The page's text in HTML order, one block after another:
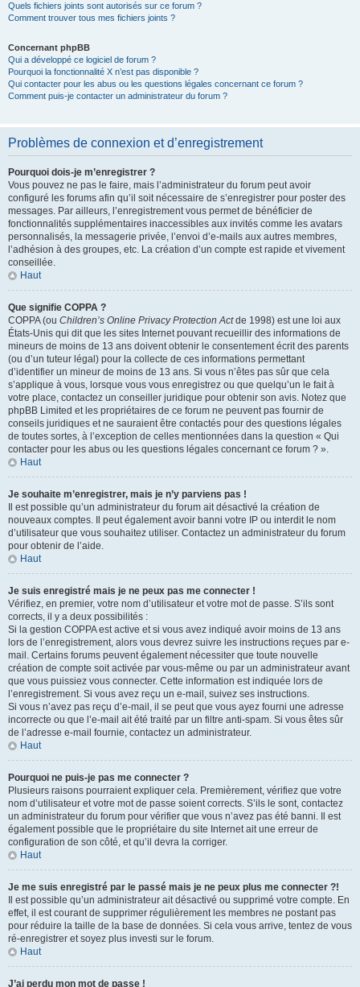
Quels fichiers joints sont autorisés sur ce forum ?
Comment trouver tous mes fichiers joints ?
Concernant phpBB
Qui a développé ce logiciel de forum ?
Pourquoi la fonctionnalité X n’est pas disponible ?
Qui contacter pour les abus ou les questions légales concernant ce forum ?
Comment puis-je contacter un administrateur du forum ?
Problèmes de connexion et d’enregistrement
Pourquoi dois-je m’enregistrer ?
Vous pouvez ne pas le faire, mais l’administrateur du forum peut avoir
configuré les forums afin qu’il soit nécessaire de s’enregistrer pour poster des
messages. Par ailleurs, l’enregistrement vous permet de bénéficier de
fonctionnalités supplémentaires inaccessibles aux invités comme les avatars
personnalisés, la messagerie privée, l’envoi d’e-mails aux autres membres,
l’adhésion à des groupes, etc. La création d’un compte est rapide et vivement
conseillée.
Haut
Que signifie COPPA ?
COPPA (ou Children’s Online Privacy Protection Actde 1998) est une loi aux
États-Unis qui dit que les sites Internet pouvant recueillir des informations de
mineurs de moins de 13 ans doivent obtenir le consentement écrit des parents
(ou d’un tuteur légal) pour la collecte de ces informations permettant
d’identifier un mineur de moins de 13 ans. Si vous n’êtes pas sûr que cela
s’applique à vous, lorsque vous vous enregistrez ou que quelqu’un le fait à
votre place, contactez un conseiller juridique pour obtenir son avis. Notez que
phpBB Limited et les propriétaires de ce forum ne peuvent pas fournir de
conseils juridiques et ne sauraient être contactés pour des questions légales
de toutes sortes, à l’exception de celles mentionnées dans la question « Qui
contacter pour les abus ou les questions légales concernant ce forum ? ».
Haut
Je souhaite m’enregistrer, mais je n’y parviens pas !
Il est possible qu’un administrateur du forum ait désactivé la création de
nouveaux comptes. Il peut également avoir banni votre IP ou interdit le nom
d’utilisateur que vous souhaitez utiliser. Contactez un administrateur du forum
pour obtenir de l’aide.
Haut
Je suis enregistré mais je ne peux pas me connecter !
Vérifiez, en premier, votre nom d’utilisateur et votre mot de passe. S’ils sont
corrects, il y a deux possibilités :
Si la gestion COPPA est active et si vous avez indiqué avoir moins de 13 ans
lors de l’enregistrement, alors vous devrez suivre les instructions reçues par e-
mail. Certains forums peuvent également nécessiter que toute nouvelle
création de compte soit activée par vous-même ou par un administrateur avant
que vous puissiez vous connecter. Cette information est indiquée lors de
l’enregistrement. Si vous avez reçu un e-mail, suivez ses instructions.
Si vous n’avez pas reçu d’e-mail, il se peut que vous ayez fourni une adresse
incorrecte ou que l’e-mail ait été traité par un filtre anti-spam. Si vous êtes sûr
de l’adresse e-mail fournie, contactez un administrateur.
Haut
Pourquoi ne puis-je pas me connecter ?
Plusieurs raisons pourraient expliquer cela. Premièrement, vérifiez que votre
nom d’utilisateur et votre mot de passe soient corrects. S’ils le sont, contactez
un administrateur du forum pour vérifier que vous n’avez pas été banni. Il est
également possible que le propriétaire du site Internet ait une erreur de
configuration de son côté, et qu’il devra la corriger.
Haut
Je me suis enregistré par le passé mais je ne peux plus me connecter ?!
Il est possible qu’un administrateur ait désactivé ou supprimé votre compte. En
effet, il est courant de supprimer régulièrement les membres ne postant pas
pour réduire la taille de la base de données. Si cela vous arrive, tentez de vous
ré-enregistrer et soyez plus investi sur le forum.
Haut
J’ai perdu mon mot de passe !